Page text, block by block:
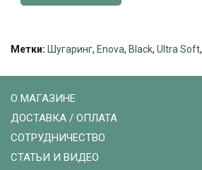
Метки: Шугаринг, Enova, Black, Ultra Soft,
О МАГАЗИНЕ
ДОСТАВКА / ОПЛАТА
СОТРУДНИЧЕСТВО
СТАТЬИ И ВИДЕО